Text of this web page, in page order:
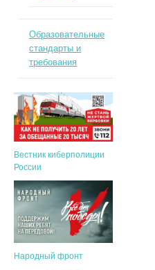
Образовательные
стандарты и
требования
Вестник киберполиции
России
Народный фронт